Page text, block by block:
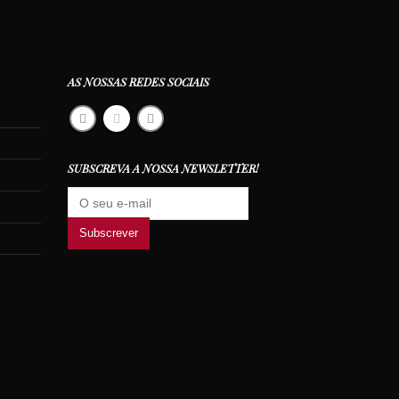
AS NOSSAS REDES SOCIAIS
SUBSCREVA A NOSSA NEWSLETTER!